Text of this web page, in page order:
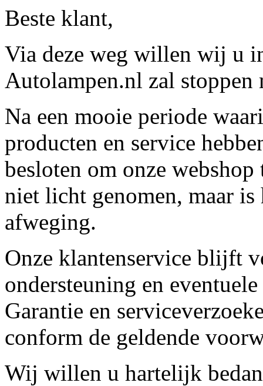
Beste klant,
Via deze weg willen wij u
Autolampen.nl zal stoppen
Na een mooie periode
producten en service
besloten om onze
niet licht genomen, maar
afweging.
Onze klantenservice blijft
ondersteuning en
Garantie en
conform de geldende
Wij willen u hartelijk